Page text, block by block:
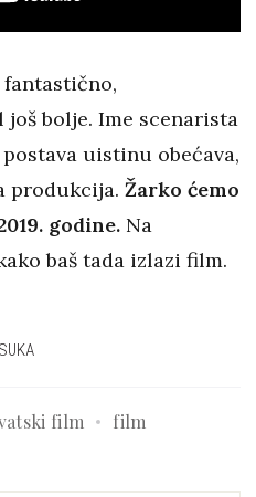
bolje. Ime scenarista
uistinu obećava,
produkcija. Žarko ćemo
godine. Na
baš tada izlazi film.
film film